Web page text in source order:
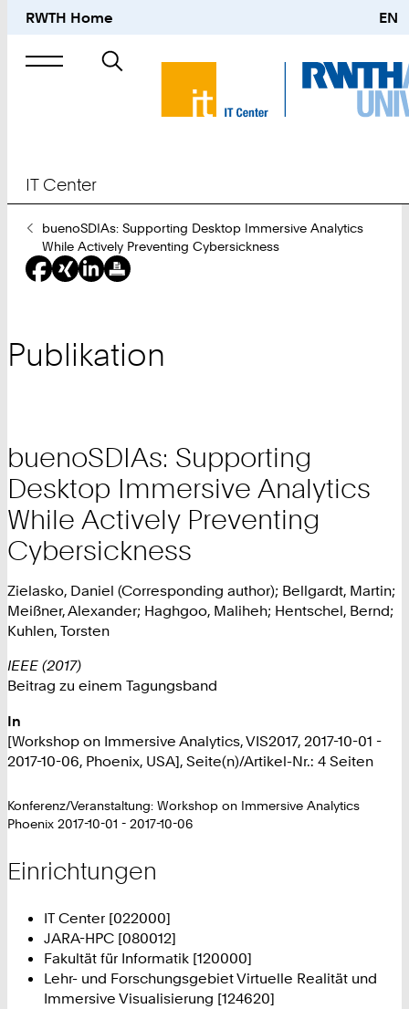
RWTH Home EN
Suche
nach
IT Center
Sie
sind
hier:
buenoSDIAs: Supporting Desktop Immersive Analytics
While Actively Preventing Cybersickness
Publikation
buenoSDIAs: Supporting
Desktop Immersive Analytics
While Actively Preventing
Cybersickness
Zielasko, Daniel (Corresponding author); Bellgardt, Martin;
Meißner, Alexander; Haghgoo, Maliheh; Hentschel, Bernd;
Kuhlen, Torsten
IEEE (2017)
Beitrag zu einem Tagungsband
In
[Workshop on Immersive Analytics, VIS2017, 2017-10-01 -
2017-10-06, Phoenix, USA], Seite(n)/Artikel-Nr.: 4 Seiten
Konferenz/Veranstaltung: Workshop on Immersive Analytics
Phoenix 2017-10-01 - 2017-10-06
Einrichtungen
IT Center [022000]
JARA-HPC [080012]
Fakultät für Informatik [120000]
Lehr- und Forschungsgebiet Virtuelle Realität und
Immersive Visualisierung [124620]